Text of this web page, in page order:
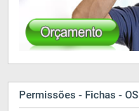
Permissões - Fichas - OS